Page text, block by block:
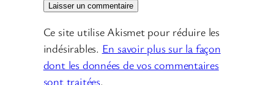
Ce site utilise Akismet pour réduire les
indésirables. En savoir plus sur la façon
dont les données de vos commentaires
sont traitées.